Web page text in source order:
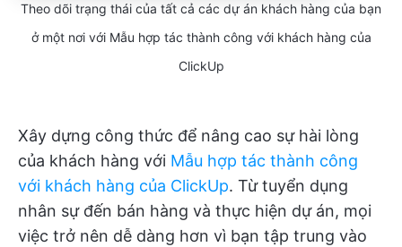
Theo dõi trạng thái của tất cả các dự án khách hàng của bạn
ở một nơi với Mẫu hợp tác thành công với khách hàng của
ClickUp
Xây dựng công thức để nâng cao sự hài lòng
của khách hàng với Mẫu hợp tác thành công
với khách hàng của ClickUp. Từ tuyển dụng
nhân sự đến bán hàng và thực hiện dự án, mọi
việc trở nên dễ dàng hơn vì bạn tập trung vào